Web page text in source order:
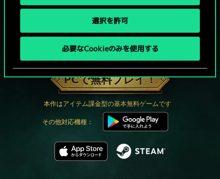
選択を許可
必要なCookieのみを使用する
グウェントでひと勝負といかない
か？
PCで無料プレイ！
本作はアイテム課金型の基本無料ゲームです
その他対応機種：